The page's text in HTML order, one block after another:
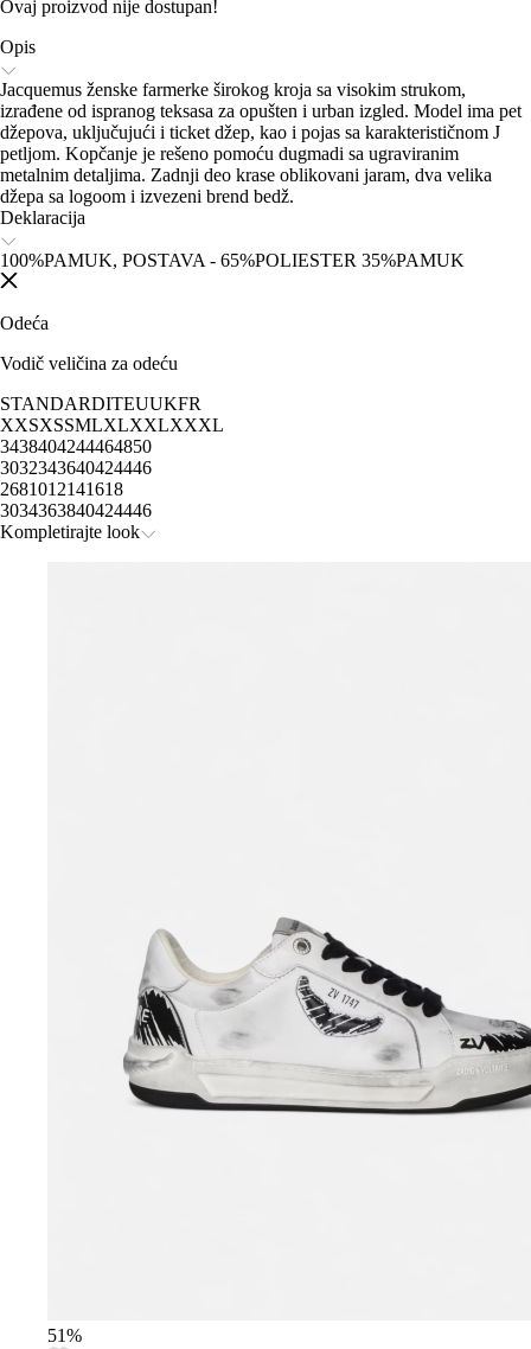
Ovaj proizvod nije dostupan!
Opis
Jacquemus ženske farmerke širokog kroja sa visokim strukom,
izrađene od ispranog teksasa za opušten i urban izgled. Model ima pet
džepova, uključujući i ticket džep, kao i pojas sa karakterističnom J
petljom. Kopčanje je rešeno pomoću dugmadi sa ugraviranim
metalnim detaljima. Zadnji deo krase oblikovani jaram, dva velika
džepa sa logoom i izvezeni brend bedž.
Deklaracija
100%PAMUK, POSTAVA - 65%POLIESTER 35%PAMUK
Odeća
Vodič veličina za odeću
STANDARDITEUUKFR
XXSXSSMLXLXXLXXXL
3438404244464850
3032343640424446
2681012141618
3034363840424446
Kompletirajte look
51%